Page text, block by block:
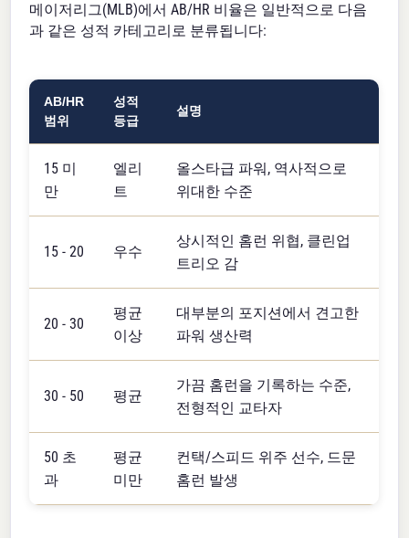
메이저리그(MLB)에서 AB/HR 비율은 일반적으로 다음
과 같은 성적 카테고리로 분류됩니다:
AB/HR
범위
성적
등급
설명
15 미
만
엘리
트
올스타급 파워, 역사적으로
위대한 수준
15 - 20 우수
상시적인 홈런 위협, 클린업
트리오 감
20 - 30
평균
이상
대부분의 포지션에서 견고한
파워 생산력
30 - 50 평균
가끔 홈런을 기록하는 수준,
전형적인 교타자
50 초
과
평균
미만
컨택/스피드 위주 선수, 드문
홈런 발생